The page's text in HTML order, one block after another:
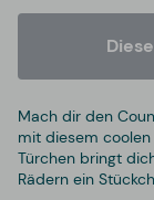
Mach dir den
mit diesem coolen
Türchen bringt
Rädern ein